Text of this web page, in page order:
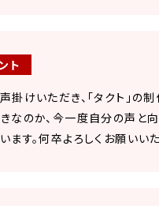
ト
掛けいただき、「タクト」
なのか、今一度自分の声と
ます。何卒よろしくお願いいた